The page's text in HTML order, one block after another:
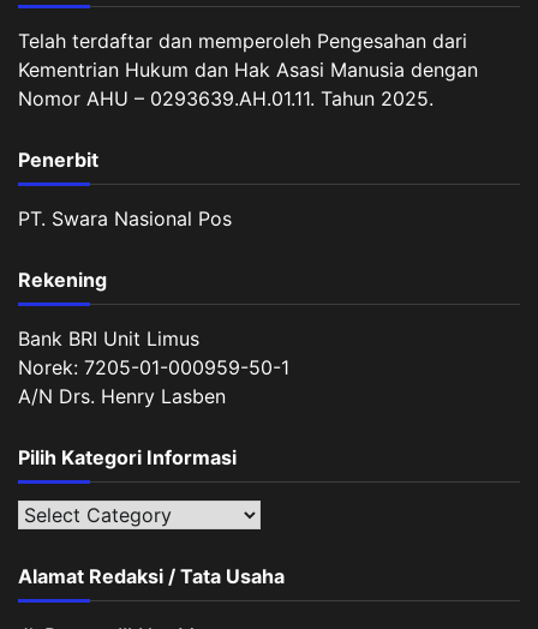
Telah terdaftar dan memperoleh Pengesahan dari
Kementrian Hukum dan Hak Asasi Manusia dengan
Nomor AHU – 0293639.AH.01.11. Tahun 2025.
Penerbit
PT. Swara Nasional Pos
Rekening
Bank BRI Unit Limus
Norek: 7205-01-000959-50-1
A/N Drs. Henry Lasben
Pilih Kategori Informasi
Pilih
Informasi
Alamat Redaksi / Tata Usaha